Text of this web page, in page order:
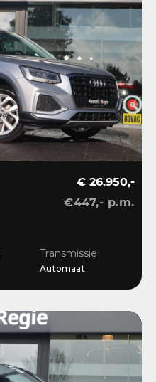
€ 26.950,-
€447,- p.m.
Transmissie
Automaat